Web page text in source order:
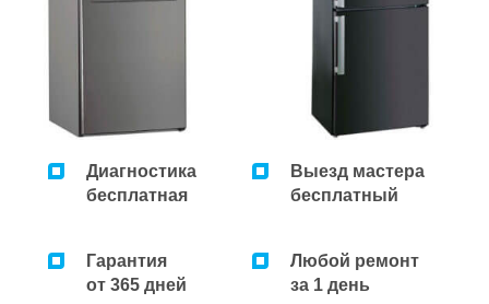
Диагностика
бесплатная
Выезд мастера
бесплатный
Гарантия
от 365 дней
Любой ремонт
за 1 день